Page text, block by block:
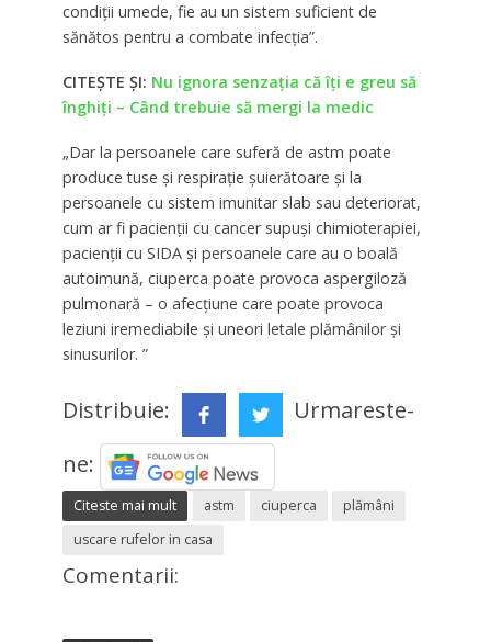
condiții umede, fie au un sistem suficient de
sănătos pentru a combate infecția”.
CITEȘTE ȘI: Nu ignora senzația că îți e greu să
înghiți – Când trebuie să mergi la medic
„Dar la persoanele care suferă de astm poate
produce tuse și respirație șuierătoare și la
persoanele cu sistem imunitar slab sau deteriorat,
cum ar fi pacienții cu cancer supuși chimioterapiei,
pacienții cu SIDA și persoanele care au o boală
autoimună, ciuperca poate provoca aspergiloză
pulmonară – o afecțiune care poate provoca
leziuni iremediabile și uneori letale plămânilor și
sinusurilor. ”
Distribuie:
Urmareste-
ne:
Citeste mai mult astm ciuperca
plămâni
uscare rufelor in casa
Comentarii: